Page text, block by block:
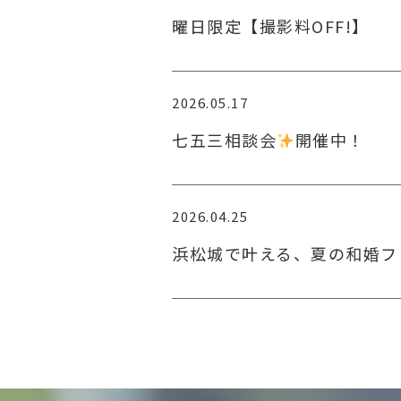
曜日限定【撮影料OFF!】
2026.05.17
七五三相談会 開催中！
2026.04.25
浜松城で叶える、夏の和婚